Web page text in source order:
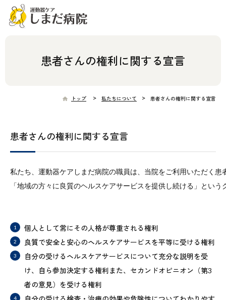
患者さんの権利に関する宣言
トップ > 私たちについて > 患者さんの権利に関する宣言
患者さんの権利に関する宣言
私たち、運動器ケアしまだ病院の職員は、当院をご利用いただく
「地域の方々に良質のヘルスケアサービスを提供し続ける」とい
個人として常にその人格が尊重される権利
良質で安全と安心のヘルスケアサービスを平等に受ける権利
自分の受けるヘルスケアサービスについて充分な説明を受
け、自ら参加決定する権利また、セカンドオピニオン（第3
者の意見）を受ける権利